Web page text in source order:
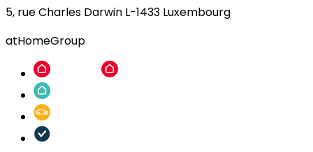
5, rue Charles Darwin L-1433 Luxembourg
atHomeGroup